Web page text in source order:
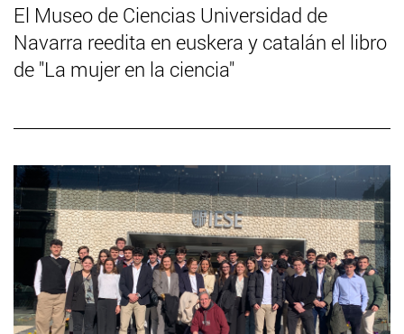
El Museo de Ciencias Universidad de
Navarra reedita en euskera y catalán el libro
de "La mujer en la ciencia"